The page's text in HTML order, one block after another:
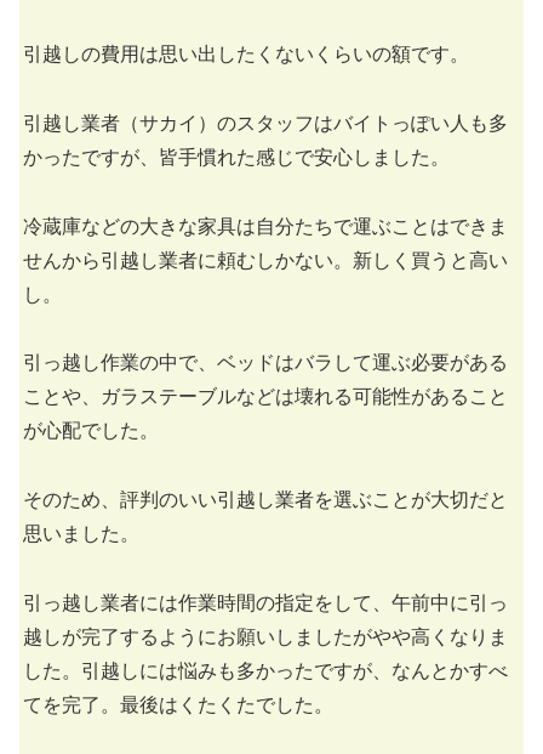
引越しの費用は思い出したくないくらいの額です。
引越し業者（サカイ）のスタッフはバイトっぽい人も多
かったですが、皆手慣れた感じで安心しました。
冷蔵庫などの大きな家具は自分たちで運ぶことはできま
せんから引越し業者に頼むしかない。新しく買うと高い
し。
引っ越し作業の中で、ベッドはバラして運ぶ必要がある
ことや、ガラステーブルなどは壊れる可能性があること
が心配でした。
そのため、評判のいい引越し業者を選ぶことが大切だと
思いました。
引っ越し業者には作業時間の指定をして、午前中に引っ
越しが完了するようにお願いしましたがやや高くなりま
した。引越しには悩みも多かったですが、なんとかすべ
てを完了。最後はくたくたでした。